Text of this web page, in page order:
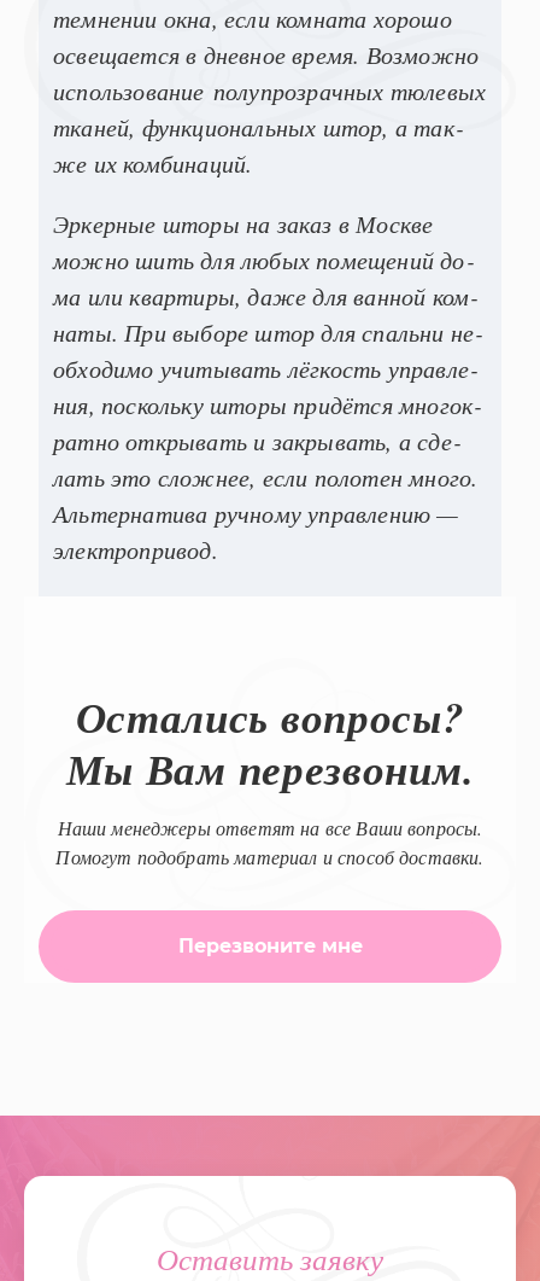
тем­не­нии окна, ес­ли ком­на­та хо­рошо
ос­ве­ща­ет­ся в днев­ное вре­мя. Воз­можно
ис­поль­зо­вание по­луп­розрач­ных тюлевых
тка­ней, фун­кци­ональ­ных штор, а так­
же их ком­би­наций.
Эр­керные што­ры на за­каз в Мос­кве
мож­но шить для лю­бых по­меще­ний до­
ма или квар­ти­ры, да­же для ван­ной ком­
на­ты. При вы­боре штор для спаль­ни не­
об­хо­димо учи­тывать лёг­кость уп­равле­
ния, пос­коль­ку што­ры при­дёт­ся мно­гок­
ратно от­кры­вать и зак­ры­вать, а сде­
лать это слож­нее, ес­ли по­лотен мно­го.
Аль­тер­на­тива руч­но­му уп­равле­нию —
элек­троп­ри­вод.
Остались вопросы?
Мы Вам перезвоним.
Наши менеджеры ответят на все Ваши вопросы.
Помогут подобрать материал и способ доставки.
Перезвоните мне
Оставить заявку